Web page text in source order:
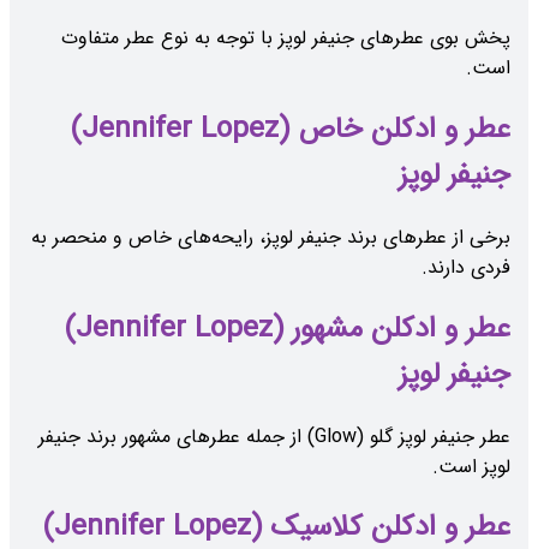
پخش بوی عطرهای جنیفر لوپز با توجه به نوع عطر متفاوت
است.
عطر و ادکلن خاص (Jennifer Lopez)
جنیفر لوپز
برخی از عطرهای برند جنیفر لوپز، رایحه‌های خاص و منحصر به
فردی دارند.
عطر و ادکلن مشهور (Jennifer Lopez)
جنیفر لوپز
عطر جنیفر لوپز گلو (Glow) از جمله عطرهای مشهور برند جنیفر
لوپز است.
عطر و ادکلن کلاسیک (Jennifer Lopez)